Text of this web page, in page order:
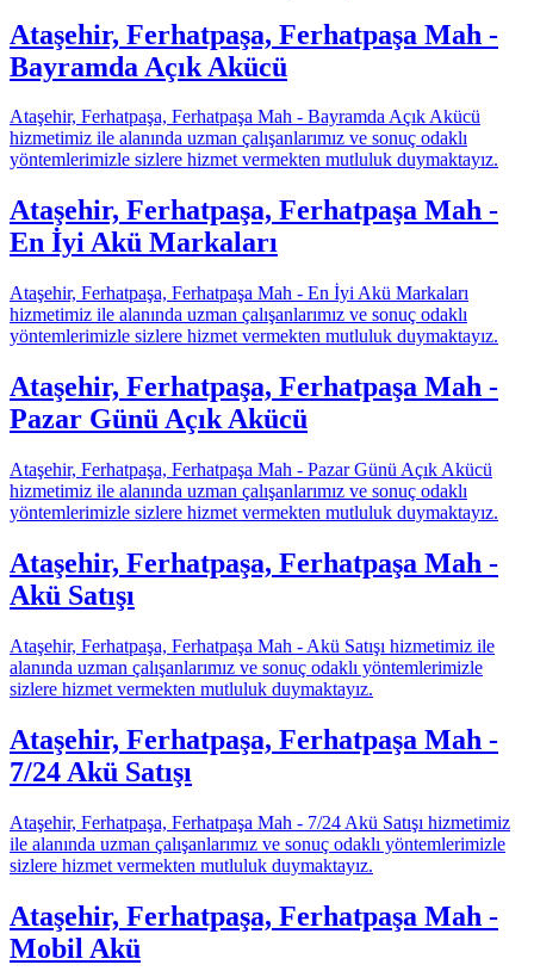
Ataşehir, Ferhatpaşa, Ferhatpaşa Mah -
Bayramda Açık Akücü
Ataşehir, Ferhatpaşa, Ferhatpaşa Mah - Bayramda Açık Akücü
hizmetimiz ile alanında uzman çalışanlarımız ve sonuç odaklı
yöntemlerimizle sizlere hizmet vermekten mutluluk duymaktayız.
Ataşehir, Ferhatpaşa, Ferhatpaşa Mah -
En İyi Akü Markaları
Ataşehir, Ferhatpaşa, Ferhatpaşa Mah - En İyi Akü Markaları
hizmetimiz ile alanında uzman çalışanlarımız ve sonuç odaklı
yöntemlerimizle sizlere hizmet vermekten mutluluk duymaktayız.
Ataşehir, Ferhatpaşa, Ferhatpaşa Mah -
Pazar Günü Açık Akücü
Ataşehir, Ferhatpaşa, Ferhatpaşa Mah - Pazar Günü Açık Akücü
hizmetimiz ile alanında uzman çalışanlarımız ve sonuç odaklı
yöntemlerimizle sizlere hizmet vermekten mutluluk duymaktayız.
Ataşehir, Ferhatpaşa, Ferhatpaşa Mah -
Akü Satışı
Ataşehir, Ferhatpaşa, Ferhatpaşa Mah - Akü Satışı hizmetimiz ile
alanında uzman çalışanlarımız ve sonuç odaklı yöntemlerimizle
sizlere hizmet vermekten mutluluk duymaktayız.
Ataşehir, Ferhatpaşa, Ferhatpaşa Mah -
7/24 Akü Satışı
Ataşehir, Ferhatpaşa, Ferhatpaşa Mah - 7/24 Akü Satışı hizmetimiz
ile alanında uzman çalışanlarımız ve sonuç odaklı yöntemlerimizle
sizlere hizmet vermekten mutluluk duymaktayız.
Ataşehir, Ferhatpaşa, Ferhatpaşa Mah -
Mobil Akü